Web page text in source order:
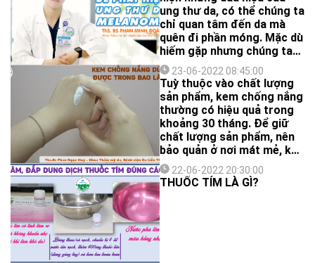
ung thư da, có thể chúng ta
chỉ quan tâm đến da mà
quên đi phần móng. Mặc dù
hiếm gặp nhưng chúng ta
vẫn có thể phát hiện ra ung
thư da thông qua việc kiểm
tra móng, trong đó có cả
loại ung thư da nguy hiểm
nhất, đó là ung thư tế bào
hắc tố (melanoma).
23-06-2022 08:45:00
Tuỳ thuộc vào chất lượng
sản phẩm, kem chống nắng
thường có hiệu quả trong
khoảng 30 tháng. Để giữ
chất lượng sản phẩm, nên
bảo quản ở nơi mát mẻ, khô
ráo và không có ánh sáng
mặt trời chiếu trực tiếp
chiếu vào.
22-06-2022 20:30:00
THUỐC TÍM LÀ GÌ?